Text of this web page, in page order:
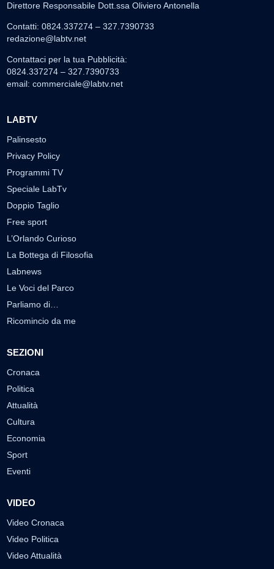
Direttore Responsabile Dott.ssa Oliviero Antonella
Contatti: 0824.337274 – 327.7390733
redazione@labtv.net
Contattaci per la tua Pubblicità:
0824.337274 – 327.7390733
email: commerciale@labtv.net
LABTV
Palinsesto
Privacy Policy
Programmi TV
Speciale LabTv
Doppio Taglio
Free sport
L’Orlando Curioso
La Bottega di Filosofia
Labnews
Le Voci del Parco
Parliamo di…
Ricomincio da me
SEZIONI
Cronaca
Politica
Attualità
Cultura
Economia
Sport
Eventi
VIDEO
Video Cronaca
Video Politica
Video Attualità